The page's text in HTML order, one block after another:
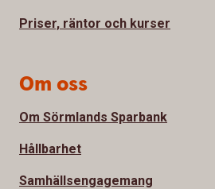
Priser, räntor och kurser
Om oss
Om Sörmlands Sparbank
Hållbarhet
Samhällsengagemang